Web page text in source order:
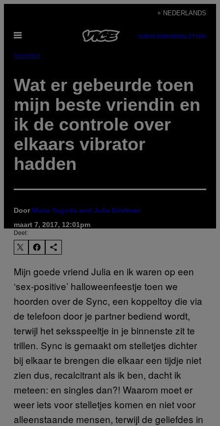
de
inhoud
+ NEDERLANDS
Open
SUBSCRIBENEWSLETTER
Identiteit
Wat er gebeurde toen
mijn beste vriendin en
ik de controle over
elkaars vibrator
hadden
Door Maria Yagoda and Julia Edelman
maart 7, 2017, 12:01pm
Deel:
Mijn goede vriend Julia en ik waren op een
‘sex-positive’ halloweenfeestje toen we
hoorden over de Sync, een koppeltoy die via
de telefoon door je partner bediend wordt,
terwijl het seksspeeltje in je binnenste zit te
trillen. Sync is gemaakt om stelletjes dichter
bij elkaar te brengen die elkaar een tijdje niet
zien dus, recalcitrant als ik ben, dacht ik
meteen: en singles dan?! Waarom moet er
weer iets voor stelletjes komen en niet voor
alleenstaande mensen, terwijl de geliefdes in